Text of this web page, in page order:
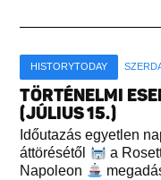
HISTORYTODAY
TÖRTÉNELMI
(JÚLIUS 15.)
Időutazás egyetlen
áttörésétől
a
Napoleon